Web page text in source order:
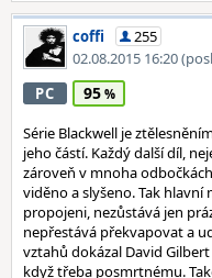
coffi
255
02.08.2015 16:20
PC 95
Série Blackwell je
jeho částí. Každý další díl,
zároveň v mnoha
viděno a slyšeno. Tak hlavní
propojeni, nezůstává jen
nepřestává překvapovat a
vztahů dokázal David
když třeba posmrtnému.